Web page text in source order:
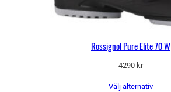
Rossignol Pure Elite 70 W
4290 kr
Välj alternativ